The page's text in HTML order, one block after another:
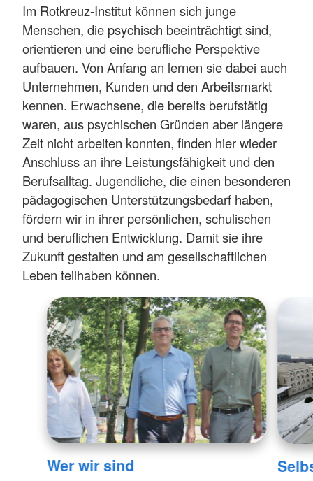
Im Rotkreuz-Institut können sich junge
Menschen, die psychisch beeinträchtigt sind,
orientieren und eine berufliche Perspektive
aufbauen. Von Anfang an lernen sie dabei auch
Unternehmen, Kunden und den Arbeitsmarkt
kennen. Erwachsene, die bereits berufstätig
waren, aus psychischen Gründen aber längere
Zeit nicht arbeiten konnten, finden hier wieder
Anschluss an ihre Leistungsfähigkeit und den
Berufsalltag. Jugendliche, die einen besonderen
pädagogischen Unterstützungsbedarf haben,
fördern wir in ihrer persönlichen, schulischen
und beruflichen Entwicklung. Damit sie ihre
Zukunft gestalten und am gesellschaftlichen
Leben teilhaben können.
Wer wir sind